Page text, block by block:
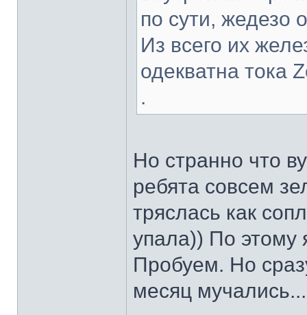
по сути, жедезо
Из всего их
одекватна тока
.
Но странно что
ребята совсем
тряслась как
упала)) По этому
Пробуем. Но
месяц